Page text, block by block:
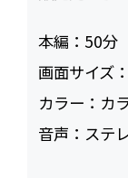
本編： 50
画面サイズ：
カラー： カ
音声： ステ